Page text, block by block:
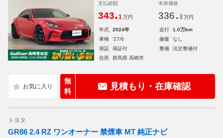
支払総額
343.1 万円
本体価格
336. 3 万円
年式 2024年 走行
1.0万km
車検
'27/6 修復
なし
保証
保証付 整備
法定整備付
住所
群馬県 高崎市
無
料
見積もり・在庫確認
トヨタ
GR86 2.4 RZ ワンオーナー 禁煙車 MT 純正ナビ